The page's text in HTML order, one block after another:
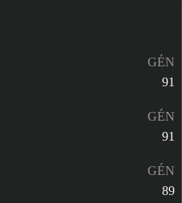
GÉN
91
GÉN
91
GÉN
89